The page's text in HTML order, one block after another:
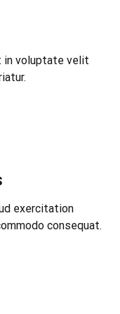
in voluptate velit
exercitation
consequat.